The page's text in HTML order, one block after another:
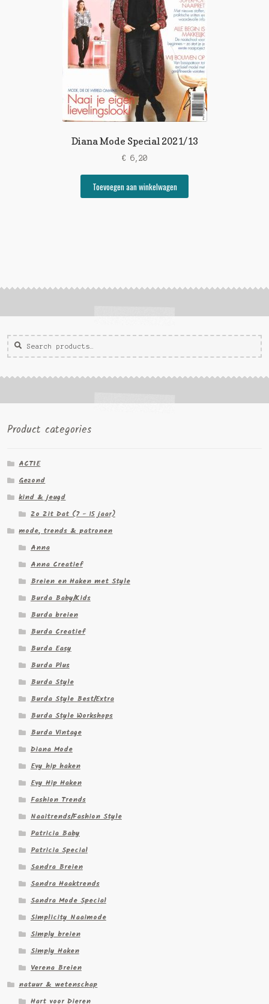
Diana Mode Special 2021/13
€ 6,20
Toevoegen aan winkelwagen
Zoeken
voor:
Zoek
Product categories
ACTIE
Gezond
kind & jeugd
Zo Zit Dat (7 - 15 jaar)
mode, trends & patronen
Anna
Anna Creatief
Breien en Haken met Style
Burda Baby/Kids
Burda breien
Burda Creatief
Burda Easy
Burda Plus
Burda Style
Burda Style Best/Extra
Burda Style Workshops
Burda Vintage
Diana Mode
Evy hip haken
Evy Hip Haken
Fashion Trends
Naaitrends/Fashion Style
Patricia Baby
Patricia Special
Sandra Breien
Sandra Haaktrends
Sandra Mode Special
Simplicity Naaimode
Simply breien
Simply Haken
Verena Breien
natuur & wetenschap
Hart voor Dieren